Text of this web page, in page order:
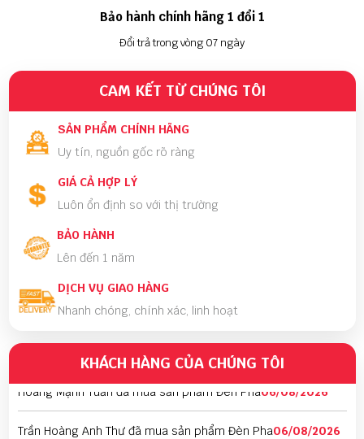
Bảo hành chính hãng 1 đổi 1
Đổi trả trong vòng 07 ngày
CAM KẾT TỪ CHÚNG TÔI
SẢN PHẨM CHÍNH HÃNG
Uy tín, nguồn gốc rõ ràng
GIÁ CẢ HỢP LÝ
Luôn ổn định so với thị trường
BẢO HÀNH
Lên đến 1 năm
DỊCH VỤ GIAO HÀNG
Nhanh chóng, chính xác, linh hoạt
KHÁCH HÀNG CỦA CHÚNG TÔI
Lê Thị Thảo Anh đã mua sản phẩm Đèn Pha
Phan Thị Ánh Nguyệt đã mua sản phẩm Đèn Pha
06/08/2026
Hoàng Mạnh Tuấn đã mua sản phẩm Đèn Pha06/08/2026
Trần Hoàng Anh Thư đã mua sản phẩm Đèn Pha06/08/2026